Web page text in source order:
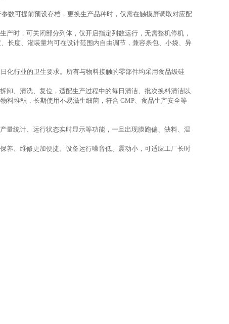
数可提前预设存档，更换生产品种时，仅需在触摸屏调取对应配
产时，可关闭部分列体，仅开启指定列数运行 ，无需整机停机，
长度、灌装量均可在设计范围内自由调节，兼容条包、小袋、异
化行业的卫生要求。所有与物料接触的零部件均采用食品级硅
卸、清洗、复位，适配生产过程中的每日清洁、批次换料清洁以
料堆积，长期使用不易滋生细菌，符合 GMP、食品生产安全等
量统计、运行状态实时显示等功能，一旦出现膜跑偏、缺料、温
养、维修更加便捷。设备运行噪音低、震动小，可适应工厂长时